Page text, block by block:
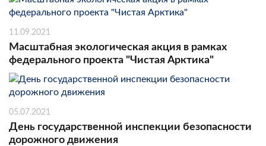
11.09.2021
Масштабная экологическая акция в рамках
федерального проекта "Чистая Арктика"
05.07.2021
День государственной инспекции безопасности
дорожного движения